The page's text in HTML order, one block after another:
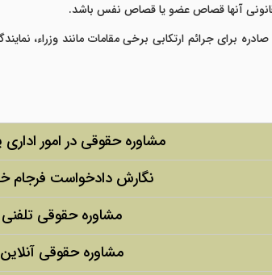
آنها قصاص عضو یا قصاص نفس باشد.
برای جرائم ارتکابی برخی مقامات مانند وزراء،
مشاوره حقوقی در امور اداری
نگارش دادخواست فرجام
مشاوره حقوقی تلفنی
مشاوره حقوقی آنلاین